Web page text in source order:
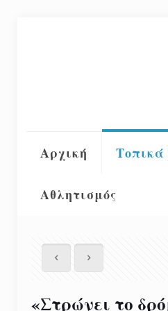
Αρχική
Αθλητισμός
«Στρώνει το